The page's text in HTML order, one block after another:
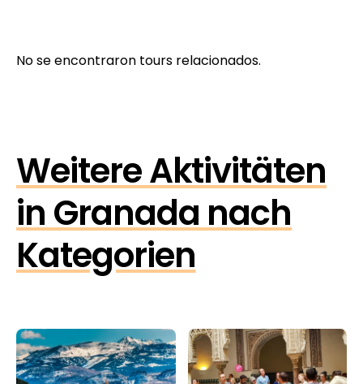
No se encontraron tours relacionados.
Weitere Aktivitäten
in Granada nach
Kategorien